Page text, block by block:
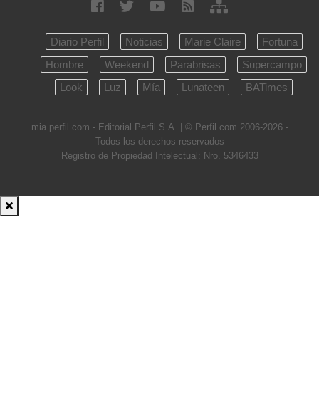
Diario Perfil Noticias Marie Claire
Fortuna
Hombre
Weekend Parabrisas
Supercampo
Look
Luz Mía Lunateen BATimes
mia.perfil.com - Editorial Perfil S.A. | © Perfil.com 2006-2026 -
Todos los derechos reservados
Registro de Propiedad Intelectual: Nro. 5346433